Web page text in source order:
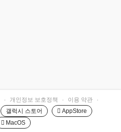
· 개인정보 보호정책 · 이용 약관
·
갤럭시 스토어
 AppStore
 MacOS